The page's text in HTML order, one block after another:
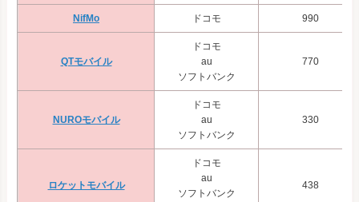
NifMo ドコモ 990
QTモバイル
ドコモ
au
ソフトバンク
770
NUROモバイル
ドコモ
au
ソフトバンク
330
ロケットモバイル
ドコモ
au
ソフトバンク
438